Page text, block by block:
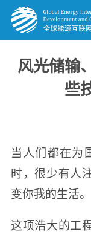
风光储输
些
当人们都在为
时，很少有人
变你我的生活。
这项浩大的工